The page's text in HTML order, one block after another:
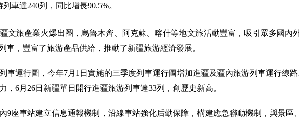
車達240列，同比增長90.5%。
文旅產業火爆出圈，烏魯木齊、阿克蘇、喀什等地文旅活動豐富，吸引眾多國內
車，豐富了旅游產品供給，推動了新疆旅游經濟發展。
車運行圖，今年7月1日實施的三季度列車運行圖增加進疆及疆內旅游列車運行線
6月26日新疆單日開行進疆旅游列車達33列，創歷史新高。
座車站建立信息通報機制，沿線車站強化后勤保障，構建應急聯動機制，與景區